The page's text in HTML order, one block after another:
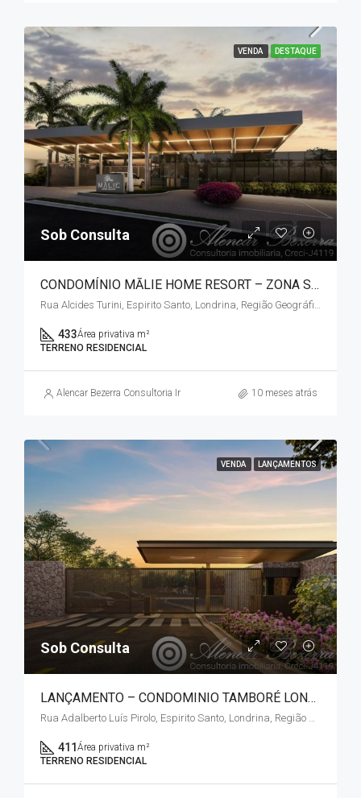
VENDA DESTAQUE
Sob Consulta
CONDOMÍNIO MĀLIE HOME RESORT – ZONA SUL
Rua Alcides Turini, Espirito Santo, Londrina, Região Geográfica Imediata de Londrina, Região Geográfica Intermediária de Londrina, Paraná, Região Sul, 86055-701, Brasil
433Área privativa m²
TERRENO RESIDENCIAL
Alencar Bezerra Consultoria Imobiliária 10 meses atrás
VENDA LANÇAMENTOS
Sob Consulta
LANÇAMENTO – CONDOMINIO TAMBORÉ LONDRINA – JD. MARISOL / ZONA SUL
Rua Adalberto Luís Pirolo, Espirito Santo, Londrina, Região Geográfica Imediata de Londrina, Região Geográfica Intermediária de Londrina, Paraná, Região Sul, 86055-701, Brasil
411 Área privativa m²
TERRENO RESIDENCIAL